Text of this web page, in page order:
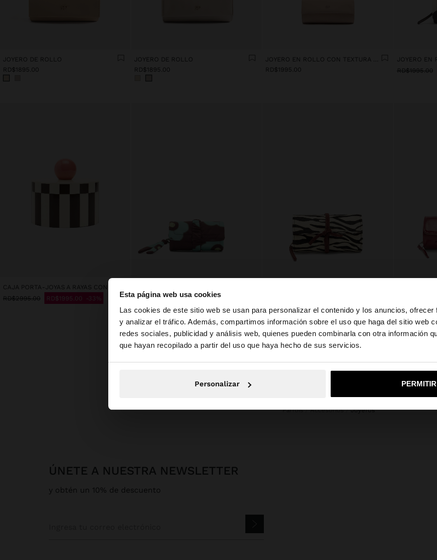
Esta página web usa cookies
Las cookies de este sitio web se usan para personalizar el contenido y los anuncios,
y analizar el tráfico. Además, compartimos información sobre el uso que haga del sitio web
redes sociales, publicidad y análisis web, quienes pueden combinarla con otra información
que hayan recopilado a partir del uso que haya hecho de sus servicios.
Personalizar
hola
Estás accediendo a la web de Dominican Republic. ¿Quieres ir a la web de
No, continuar en la web de Dominican Republic Sí,
JOYERO DE ROLLO
RD$1895.00
JOYERO DE ROLLO
RD$1895.00
JOYERO EN ROLLO CON TEXTURA SUAVE
RD$1995.00
RD$1995.00
RD$2995.00 RD$1995.00 33% RD$1995.00 RD$1495.00 25%
Parfois Accesorios joyeros
ÚNETE A NUESTRA NEWSLETTER
y obtén un 10% de descuento